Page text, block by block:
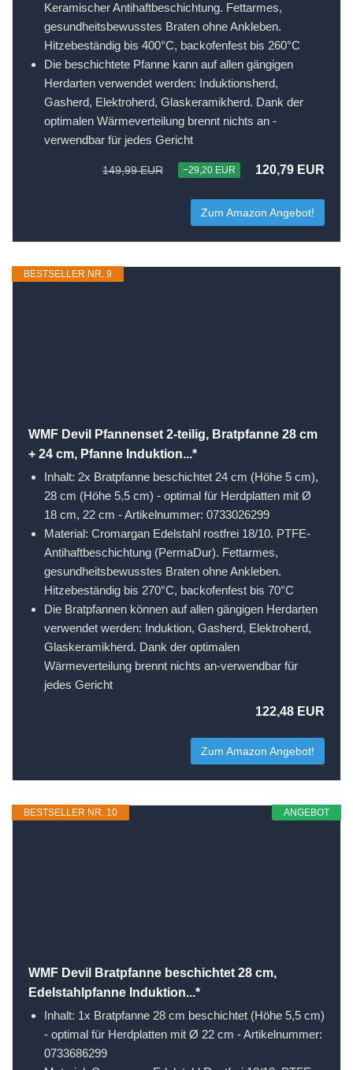
Keramischer Antihaftbeschichtung. Fettarmes,
gesundheitsbewusstes Braten ohne Ankleben.
Hitzebeständig bis 400°C, backofenfest bis 260°C
Die beschichtete Pfanne kann auf allen gängigen
Herdarten verwendet werden: Induktionsherd,
Gasherd, Elektroherd, Glaskeramikherd. Dank der
optimalen Wärmeverteilung brennt nichts an -
verwendbar für jedes Gericht
149,99 EUR −29,20 EUR 120,79 EUR
Zum Amazon Angebot!
BESTSELLER NR. 9
WMF Devil Pfannenset 2-teilig, Bratpfanne 28 cm
+ 24 cm, Pfanne Induktion...*
Inhalt: 2x Bratpfanne beschichtet 24 cm (Höhe 5 cm),
28 cm (Höhe 5,5 cm) - optimal für Herdplatten mit Ø
18 cm, 22 cm - Artikelnummer: 0733026299
Material: Cromargan Edelstahl rostfrei 18/10. PTFE-
Antihaftbeschichtung (PermaDur). Fettarmes,
gesundheitsbewusstes Braten ohne Ankleben.
Hitzebeständig bis 270°C, backofenfest bis 70°C
Die Bratpfannen können auf allen gängigen Herdarten
verwendet werden: Induktion, Gasherd, Elektroherd,
Glaskeramikherd. Dank der optimalen
Wärmeverteilung brennt nichts an-verwendbar für
jedes Gericht
122,48 EUR
Zum Amazon Angebot!
ANGEBOT
BESTSELLER NR. 10
WMF Devil Bratpfanne beschichtet 28 cm,
Edelstahlpfanne Induktion...*
Inhalt: 1x Bratpfanne 28 cm beschichtet (Höhe 5,5 cm)
- optimal für Herdplatten mit Ø 22 cm - Artikelnummer:
0733686299